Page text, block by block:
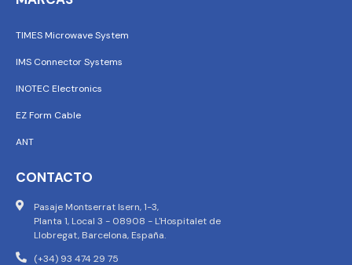
TIMES Microwave System
IMS Connector Systems
INOTEC Electronics
EZ Form Cable
ANT
CONTACTO
Pasaje Montserrat Isern, 1-3,
Planta 1, Local 3 - 08908 - L'Hospitalet de
Llobregat, Barcelona, España.
(+34) 93 474 29 75